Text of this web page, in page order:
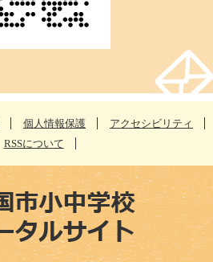
個人情報保護
アクセシビリティ
RSSについて